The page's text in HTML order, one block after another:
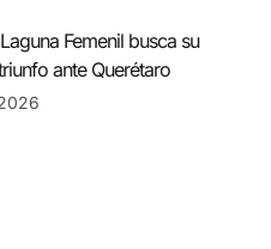
Femenil busca su
ante Querétaro